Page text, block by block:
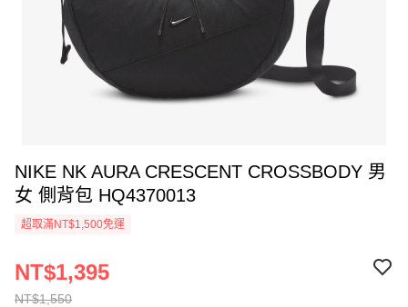
NIKE NK AURA CRESCENT CROSSBODY 男
女 側背包 HQ4370013
超取滿NT$1,500免運
NT$1,550
NT$1,395